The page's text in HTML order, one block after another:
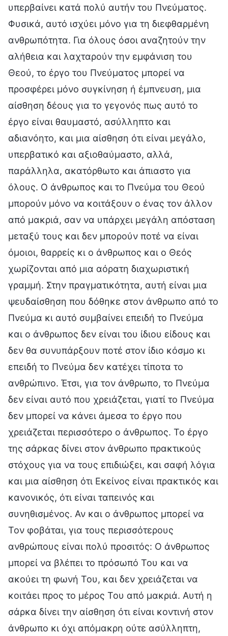
υπερβαίνει κατά πολύ αυτήν του Πνεύματος.
Φυσικά, αυτό ισχύει μόνο για τη διεφθαρμένη
ανθρωπότητα. Για όλους όσοι αναζητούν την
αλήθεια και λαχταρούν την εμφάνιση του
Θεού, το έργο του Πνεύματος μπορεί να
προσφέρει μόνο συγκίνηση ή έμπνευση, μια
αίσθηση δέους για το γεγονός πως αυτό το
έργο είναι θαυμαστό, ασύλληπτο και
αδιανόητο, και μια αίσθηση ότι είναι μεγάλο,
υπερβατικό και αξιοθαύμαστο, αλλά,
παράλληλα, ακατόρθωτο και άπιαστο για
όλους. Ο άνθρωπος και το Πνεύμα του Θεού
μπορούν μόνο να κοιτάξουν ο ένας τον άλλον
από μακριά, σαν να υπάρχει μεγάλη απόσταση
μεταξύ τους και δεν μπορούν ποτέ να είναι
όμοιοι, θαρρείς κι ο άνθρωπος και ο Θεός
χωρίζονται από μια αόρατη διαχωριστική
γραμμή. Στην πραγματικότητα, αυτή είναι μια
ψευδαίσθηση που δόθηκε στον άνθρωπο από το
Πνεύμα κι αυτό συμβαίνει επειδή το Πνεύμα
και ο άνθρωπος δεν είναι του ίδιου είδους και
δεν θα συνυπάρξουν ποτέ στον ίδιο κόσμο κι
επειδή το Πνεύμα δεν κατέχει τίποτα το
ανθρώπινο. Έτσι, για τον άνθρωπο, το Πνεύμα
δεν είναι αυτό που χρειάζεται, γιατί το Πνεύμα
δεν μπορεί να κάνει άμεσα το έργο που
χρειάζεται περισσότερο ο άνθρωπος. Το έργο
της σάρκας δίνει στον άνθρωπο πρακτικούς
στόχους για να τους επιδιώξει, και σαφή λόγια
και μια αίσθηση ότι Εκείνος είναι πρακτικός και
κανονικός, ότι είναι ταπεινός και
συνηθισμένος. Αν και ο άνθρωπος μπορεί να
Τον φοβάται, για τους περισσότερους
ανθρώπους είναι πολύ προσιτός: Ο άνθρωπος
μπορεί να βλέπει το πρόσωπό Του και να
ακούει τη φωνή Του, και δεν χρειάζεται να
κοιτάει προς το μέρος Του από μακριά. Αυτή η
σάρκα δίνει την αίσθηση ότι είναι κοντινή στον
άνθρωπο κι όχι απόμακρη ούτε ασύλληπτη,